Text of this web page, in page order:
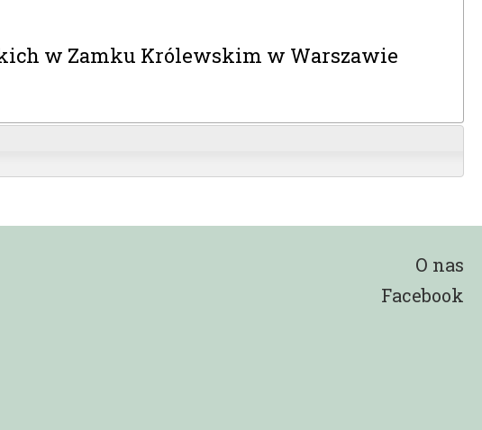
w Zamku Królewskim w Warszawie
O nas
Facebook